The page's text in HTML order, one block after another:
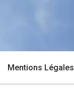
Mentions Légales